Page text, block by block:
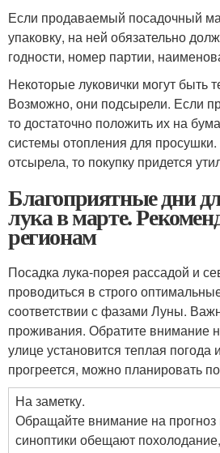
Если продаваемый посадочный
упаковку, на ней обязательно
годности, номер партии,
Некоторые луковички могут быть
Возможно, они подсырели. Если
то достаточно положить их на
системы отопления для
отсырела, то покупку придется
Благоприятные дни
лука в марте.
регионам
Посадка лука-порея рассадой и
проводиться в строго
соответствии с фазами Луны.
проживания. Обратите внимание
улице установится теплая погода
прогреется, можно планировать
На заметку.
Обращайте внимание на прогноз
синоптики обещают